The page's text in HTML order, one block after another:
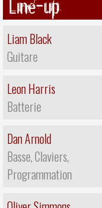
Line-up
Liam Black
Guitare
Leon Harris
Batterie
Dan Arnold
Basse, Claviers,
Programmation